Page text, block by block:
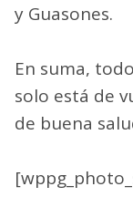
y Guasones.
En suma,
solo está de
de buena